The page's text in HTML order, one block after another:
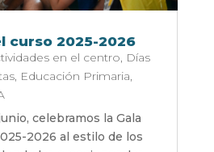
curso 2025-2026
en el centro, Días
, Educación Primaria,
celebramos la Gala
2026 al estilo de los